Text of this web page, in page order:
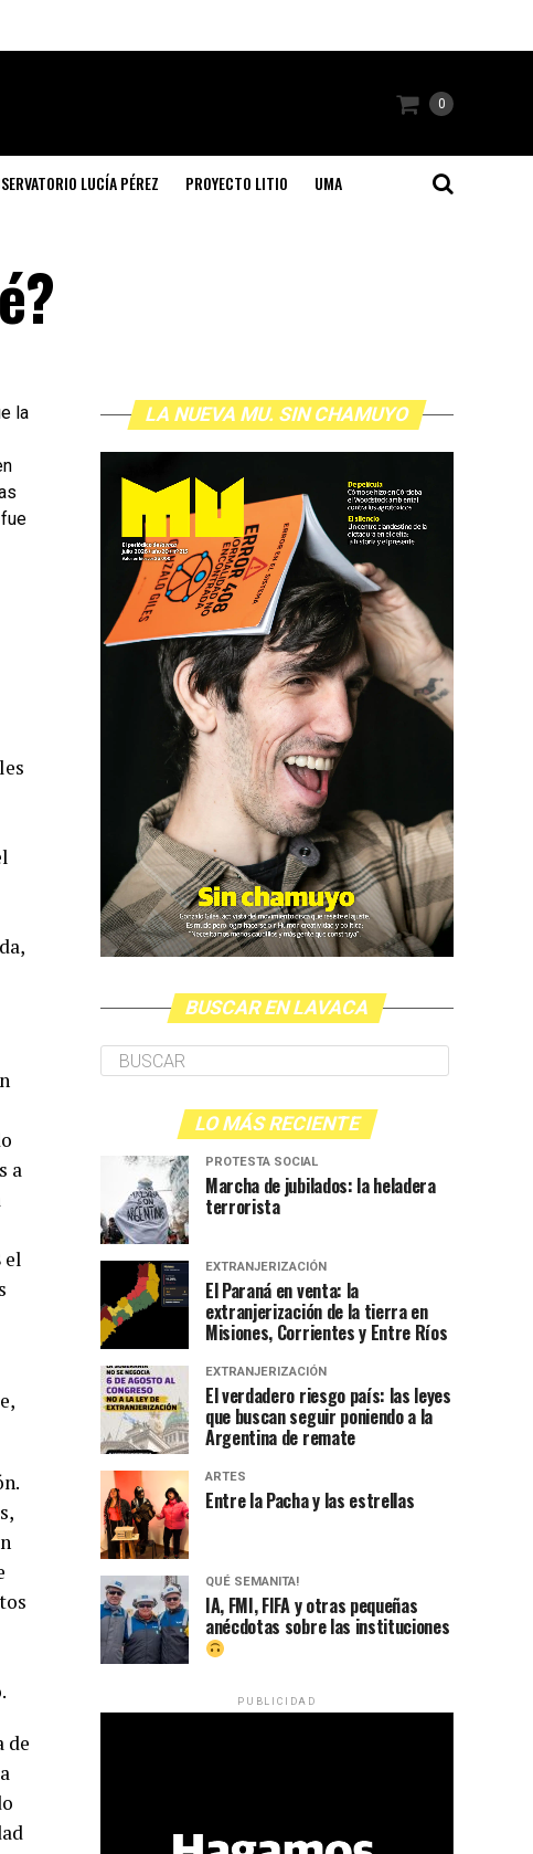
0
LUCÍA PÉREZ PROYECTO LITIO UMA
la
a
el
de
LA NUEVA MU. SIN CHAMUYO
BUSCAR EN LAVACA
LO MÁS RECIENTE
PROTESTA SOCIAL
Marcha de jubilados: la heladera
terrorista
EXTRANJERIZACIÓN
El Paraná en venta: la
extranjerización de la tierra en
Misiones, Corrientes y Entre Ríos
EXTRANJERIZACIÓN
El verdadero riesgo país: las leyes
que buscan seguir poniendo a la
Argentina de remate
ARTES
Entre la Pacha y las estrellas
QUÉ SEMANITA!
IA, FMI, FIFA y otras pequeñas
anécdotas sobre las instituciones
PUBLICIDAD